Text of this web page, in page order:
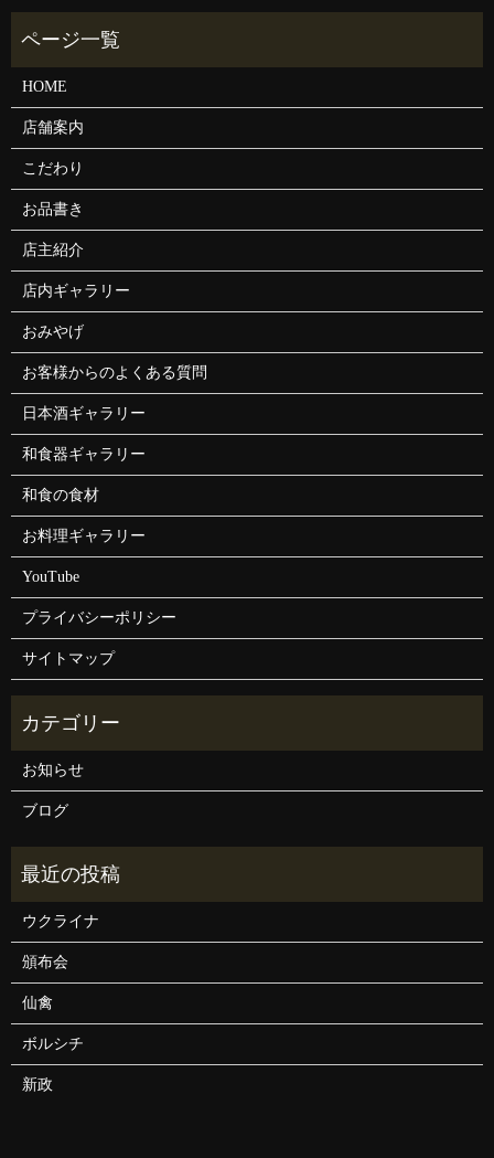
HOME
店舗案内
こだわり
お品書き
店主紹介
店内ギャラリー
おみやげ
お客様からのよくある質問
日本酒ギャラリー
和食器ギャラリー
和食の食材
お料理ギャラリー
YouTube
プライバシーポリシー
サイトマップ
お知らせ
ブログ
ウクライナ
頒布会
仙禽
ボルシチ
新政